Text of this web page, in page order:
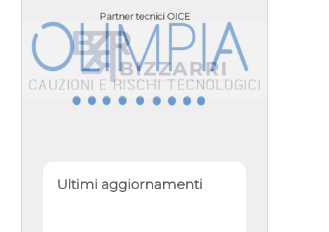
Partner tecnici OICE
Ultimi aggiornamenti